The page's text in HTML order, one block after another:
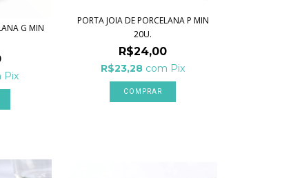
G MIN
Pix
PORTA JOIA DE PORCELANA P MIN
20U.
R$24,00
R$23,28 com Pix
COMPRAR